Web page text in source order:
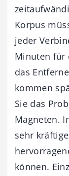
Korpus
jeder
Minuten für
das
kommen
Sie das
Magneten.
sehr
können.